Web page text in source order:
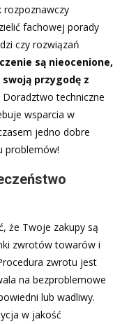
rozpoznawczy
fachowej porady
czy rozwiązań
są nieocenione,
przygodę z
Doradztwo techniczne
wsparcia w
jedno dobre
problemów!
że Twoje zakupy są
zwrotów towarów i
zwrotu jest
na bezproblemowe
lub wadliwy.
w jakość